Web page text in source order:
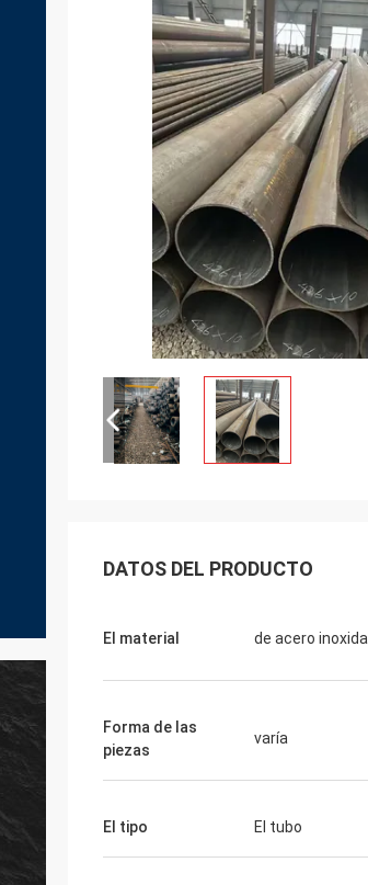
La Arabia Saudita Zakaria
digna de nuestra confianza.
DATOS DEL PRODUCTO
El material de acero
Forma de las
piezas
varía
El tipo El tubo